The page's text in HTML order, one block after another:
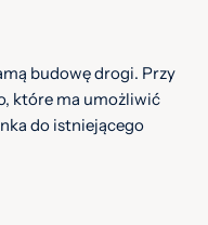
budowę drogi. Przy
które ma umożliwić
do istniejącego